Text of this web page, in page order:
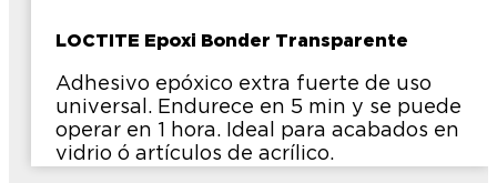
LOCTITE Epoxi Bonder Transparente
Adhesivo epóxico extra fuerte de uso
universal. Endurece en 5 min y se puede
operar en 1 hora. Ideal para acabados en
vidrio ó artículos de acrílico.